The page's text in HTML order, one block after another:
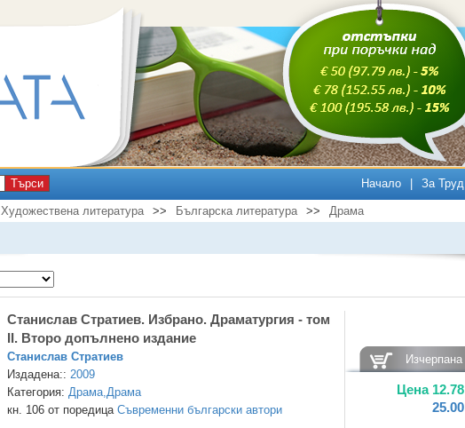
Търси Начало За Труд
Художествена литература >> Българска литература >> Драма
Станислав Стратиев. Избрано. Драматургия - том
II. Второ допълнено издание
Станислав Стратиев
Издадена:: 2009
Категория: Драма,Драма
кн. 106 от поредица Съвременни български автори
Изчерпана
Цена 12.78
25.00